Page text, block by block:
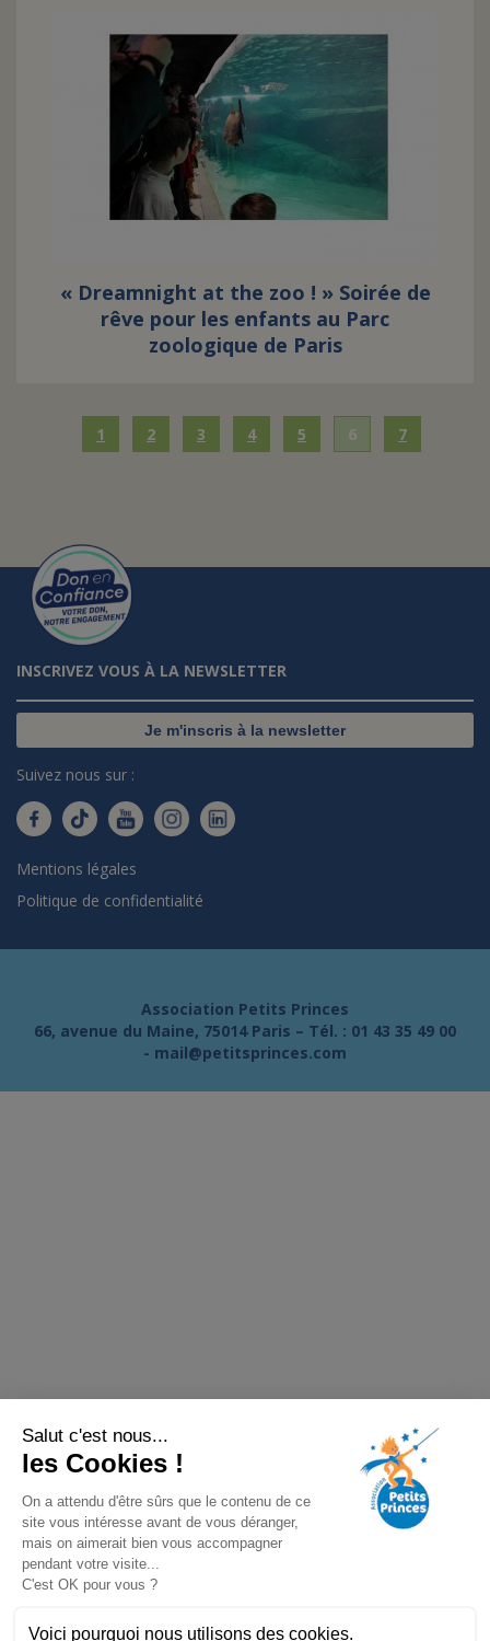
Salut c'est nous...
les Cookies !
On a attendu d'être sûrs que le contenu de ce
site vous intéresse avant de vous déranger,
mais on aimerait bien vous accompagner
pendant votre visite...
C'est OK pour vous ?
Voici pourquoi nous utilisons des cookies.
« Dreamnight at the zoo ! » Soirée de
rêve pour les enfants au Parc
zoologique de Paris
1 2 3 4 5 6 7
INSCRIVEZ VOUS À LA NEWSLETTER
Je m'inscris à la newsletter
Suivez nous sur :
Mentions légales
Politique de confidentialité
Association Petits Princes
66, avenue du Maine, 75014 Paris – Tél. : 01 43 35 49 00
- mail@petitsprinces.com